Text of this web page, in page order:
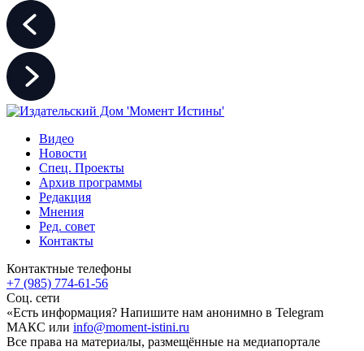
Видео
Новости
Спец. Проекты
Архив программы
Редакция
Мнения
Ред. совет
Контакты
Контактные телефоны
+7 (985) 774-61-56
Соц. сети
«Есть информация? Напишите нам анонимно в Telegram
МАКС или info@moment-istini.ru
Все права на материалы, размещённые на медиапортале